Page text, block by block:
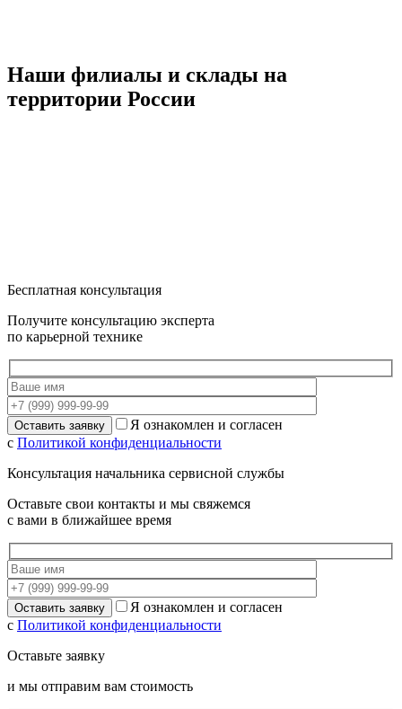
Наши филиалы и склады на
территории России
Бесплатная консультация
Получите консультацию эксперта
по карьерной технике
Я ознакомлен и согласен
с Политикой конфиденциальности
Консультация начальника сервисной службы
Оставьте свои контакты и мы свяжемся
с вами в ближайшее время
Я ознакомлен и согласен
с Политикой конфиденциальности
Оставьте заявку
и мы отправим вам стоимость